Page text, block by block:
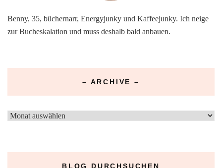
Benny, 35, büchernarr, Energyjunky und Kaffeejunky. Ich neige
zur Bucheskalation und muss deshalb bald anbauen.
– ARCHIVE –
–
BLOG DURCHSUCHEN